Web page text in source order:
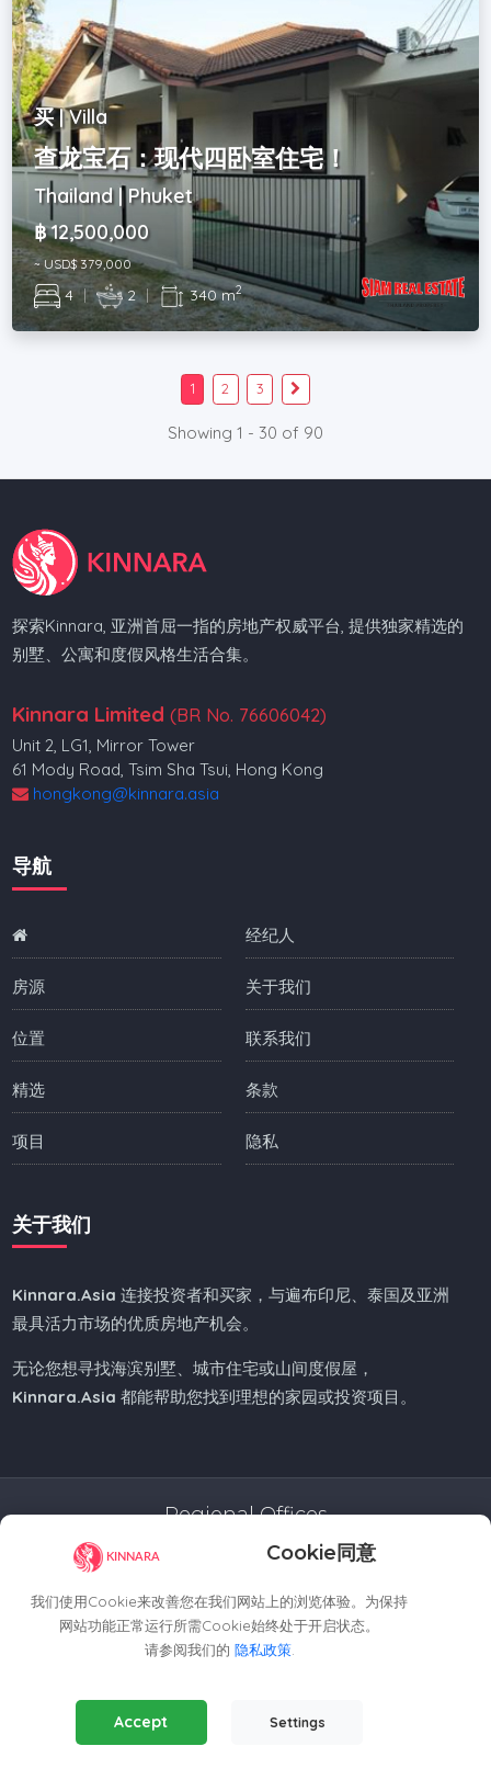
买 | Villa
查龙宝石：现代四卧室住宅！
Thailand | Phuket
฿ 12,500,000
~ USD$ 379,000
4 | 2 | 340 m2
1 2 3
Showing 1 - 30 of 90
Cookie同意
我们使用Cookie来改善您在我们网站上的浏览体验。为保持
网站功能正常运行所需Cookie始终处于开启状态。
请参阅我们的 隐私政策.
Essential Cookies(Always Active)
Required for the website to function properly.
Accept Settings
探索Kinnara, 亚洲首屈一指的房地产权威平台, 提供独家精选的
别墅、公寓和度假风格生活合集。
Kinnara Limited (BR No. 76606042)
Unit 2, LG1, Mirror Tower
61 Mody Road, Tsim Sha Tsui, Hong Kong
hongkong@kinnara.asia
导航
房源
位置
精选
项目
经纪人
关于我们
联系我们
条款
隐私
关于我们
Kinnara.Asia 连接投资者和买家，与遍布印尼、泰国及亚洲
最具活力市场的优质房地产机会。
无论您想寻找海滨别墅、城市住宅或山间度假屋，
Kinnara.Asia 都能帮助您找到理想的家园或投资项目。
Regional Offices
Kinnara Limited - Thailand
58, 9 Lagoon Rd, Choeng Thale
Thalang District, Phuket, 83110, Thailand
Kinnara Limited - Indonesia
Grand Sudirman Office Panin Tower 8th Floor